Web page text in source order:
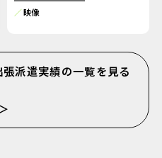
映像
派遣実績の一覧を見る
＞